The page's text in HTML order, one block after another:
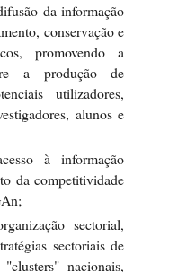
da informação
conservação e
promovendo a
a produção de
utilizadores,
alunos e
à informação
da competitividade
sectorial,
sectoriais de
nacionais,